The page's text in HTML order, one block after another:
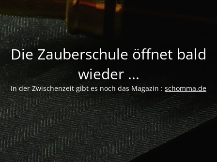
Die Zauberschule öffnet bald
wieder ...
In der Zwischenzeit gibt es noch das Magazin : schomma.de